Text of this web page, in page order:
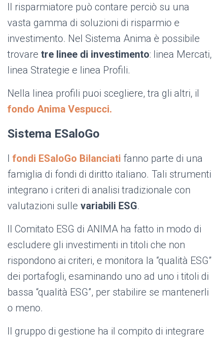
Il risparmiatore può contare perciò su una
vasta gamma di soluzioni di risparmio e
investimento. Nel Sistema Anima è possibile
trovare tre linee di investimento: linea Mercati,
linea Strategie e linea Profili.
Nella linea profili puoi scegliere, tra gli altri, il
fondo Anima Vespucci.
Sistema ESaloGo
I fondi ESaloGo Bilanciati fanno parte di una
famiglia di fondi di diritto italiano. Tali strumenti
integrano i criteri di analisi tradizionale con
valutazioni sulle variabili ESG.
Il Comitato ESG di ANIMA ha fatto in modo di
escludere gli investimenti in titoli che non
rispondono ai criteri, e monitora la “qualità ESG”
dei portafogli, esaminando uno ad uno i titoli di
bassa “qualità ESG”, per stabilire se mantenerli
o meno.
Il gruppo di gestione ha il compito di integrare